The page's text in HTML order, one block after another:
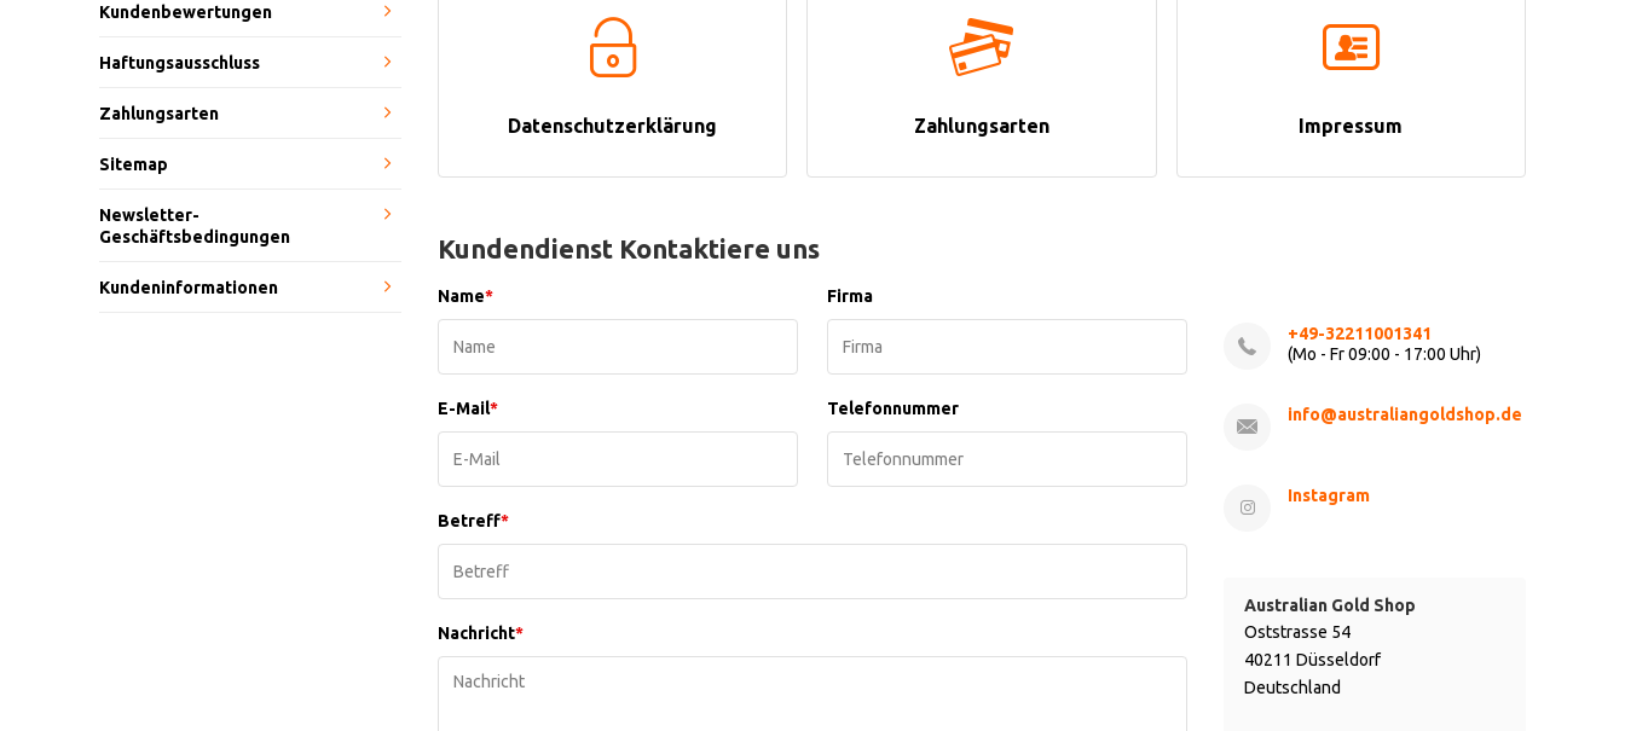
Datenschutzerklärung Zahlungsarten Impressum
Kundendienst Kontaktiere uns
Name* Firma
E-Mail* Telefonnummer
Betreff*
Nachricht*
+49-32211001341
(Mo - Fr 09:00 - 17:00 Uhr)
info@australiangoldshop.de
Instagram
Australian Gold Shop
Oststrasse 54
40211 Düsseldorf
Deutschland
Kundenbewertungen
Haftungsausschluss
Zahlungsarten
Sitemap
Newsletter-
Geschäftsbedingungen
Kundeninformationen